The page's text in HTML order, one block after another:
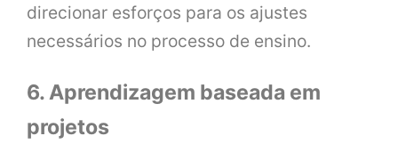
direcionar esforços para os ajustes
necessários no processo de ensino.
6. Aprendizagem baseada em
projetos